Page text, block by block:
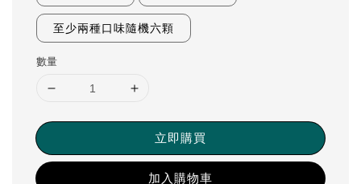
至少兩種口味隨機六顆
數量
立即購買
加入購物車